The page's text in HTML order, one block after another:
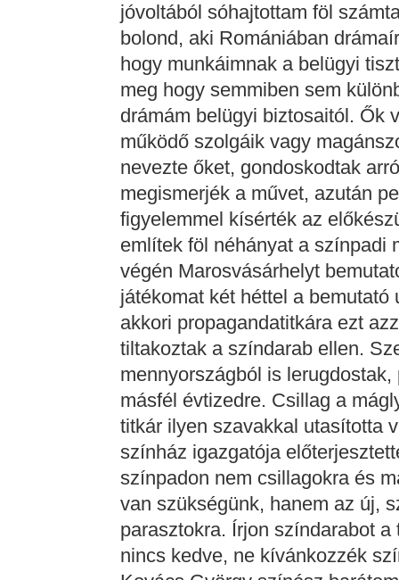
jóvoltából sóhajtottam föl
bolond, aki Romániában
hogy munkáimnak a belügyi
meg hogy semmiben sem
drámám belügyi biztosaitól. Ők
működő szolgáik vagy
nevezte őket, gondoskodtak
megismerjék a művet, azután
figyelemmel kísérték az
említek föl néhányat a színpadi
végén Marosvásárhelyt
játékomat két héttel a
akkori propagandatitkára ezt
tiltakoztak a színdarab ellen.
mennyországból is
másfél évtizedre. Csillag a
titkár ilyen szavakkal utasította
színház igazgatója
színpadon nem csillagokra és
van szükségünk, hanem az új,
parasztokra. Írjon színdarabot
nincs kedve, ne kívánkozzék